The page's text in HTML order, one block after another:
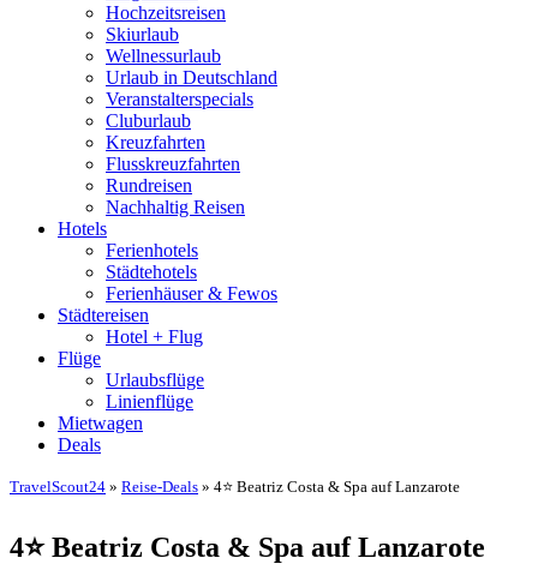
Hochzeitsreisen
Skiurlaub
Wellnessurlaub
Urlaub in Deutschland
Veranstalterspecials
Cluburlaub
Kreuzfahrten
Flusskreuzfahrten
Rundreisen
Nachhaltig Reisen
Hotels
Ferienhotels
Städtehotels
Ferienhäuser & Fewos
Städtereisen
Hotel + Flug
Flüge
Urlaubsflüge
Linienflüge
Mietwagen
Deals
TravelScout24 » Reise-Deals » 4⭐ Beatriz Costa & Spa auf Lanzarote
4⭐ Beatriz Costa & Spa auf Lanzarote